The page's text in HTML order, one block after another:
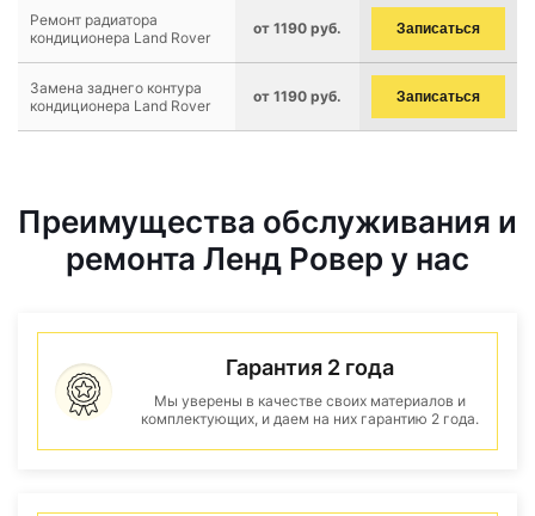
Ремонт радиатора
кондиционера Land Rover
от 1190 руб. Записаться
Замена заднего контура
кондиционера Land Rover
от 1190 руб. Записаться
Преимущества обслуживания и
ремонта Ленд Ровер у нас
Гарантия 2 года
Мы уверены в качестве своих материалов и
комплектующих, и даем на них гарантию 2 года.